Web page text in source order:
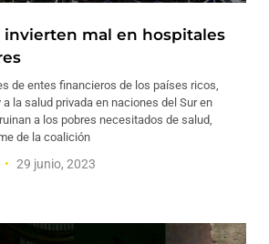
invierten mal en hospitales
de entes financieros de los países ricos,
la salud privada en naciones del Sur en
a los pobres necesitados de salud,
de la coalición
29 junio, 2023